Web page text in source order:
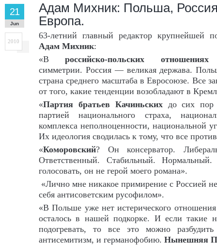
Адам Михник: Польша,
Европа.
21
Jun
2010
63-летний главный редактор крупнейшей
Адам Михник:
«Вроссийско-польских отношениях
симметрии. Россия — великая держава.
страна среднего масштаба в Евросоюзе. Все
от того, какие тенденции возобладают в
«Партия братьев Качиньскихдо сих пор
партией национального страха,
комплекса неполноценности, национальной
Их идеология сводилась к тому, что все
«Коморовский? Он консерватор.
Ответственный. Стабильный.
голосовать, он не герой моего романа».
«Лично мне никакое примирение с Россией
себя антисоветским русофилом».
«В Польше уже нет истерического
осталось в нашей подкорке. И если такие
подогревать, то все это можно
антисемитизм, и германофобию. Нынешняя